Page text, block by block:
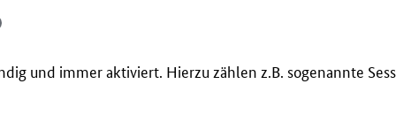
und immer aktiviert. Hierzu zählen z.B. sogenannte